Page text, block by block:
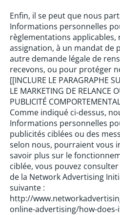
Enfin, il se peut que nous
Informations personnelles
règlementations applicables,
assignation, à un mandat de
autre demande légale de
recevons, ou pour protéger
[[INCLURE LE PARAGRAPHE
LE MARKETING DE RELANCE
PUBLICITÉ
Comme indiqué ci-dessus,
Informations personnelles
publicités ciblées ou des
selon nous, pourraient vous
savoir plus sur le
ciblée, vous pouvez
de la Network Advertising
suivante :
http://
online-advertising/how-does-